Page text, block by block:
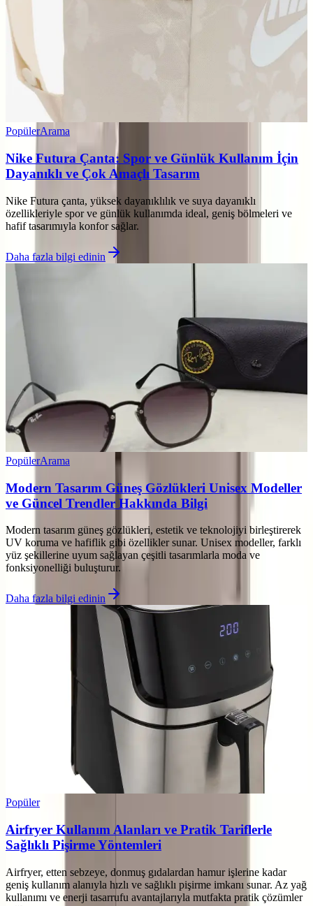
PopülerArama
Nike Futura Çanta: Spor ve Günlük Kullanım İçin
Dayanıklı ve Çok Amaçlı Tasarım
Nike Futura çanta, yüksek dayanıklılık ve suya dayanıklı
özellikleriyle spor ve günlük kullanımda ideal, geniş bölmeleri ve
hafif tasarımıyla konfor sağlar.
Daha fazla bilgi edinin
PopülerArama
Modern Tasarım Güneş Gözlükleri Unisex Modeller
ve Güncel Trendler Hakkında Bilgi
Modern tasarım güneş gözlükleri, estetik ve teknolojiyi birleştirerek
UV koruma ve hafiflik gibi özellikler sunar. Unisex modeller, farklı
yüz şekillerine uyum sağlayan çeşitli tasarımlarla moda ve
fonksiyonelliği buluşturur.
Daha fazla bilgi edinin
Popüler
Airfryer Kullanım Alanları ve Pratik Tariflerle
Sağlıklı Pişirme Yöntemleri
Airfryer, etten sebzeye, donmuş gıdalardan hamur işlerine kadar
geniş kullanım alanıyla hızlı ve sağlıklı pişirme imkanı sunar. Az yağ
kullanımı ve enerji tasarrufu avantajlarıyla mutfakta pratik çözümler